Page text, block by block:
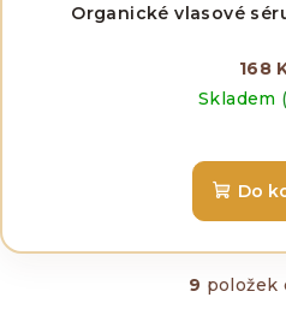
Organické vlasové
168
Skladem
Do
O
9 položek